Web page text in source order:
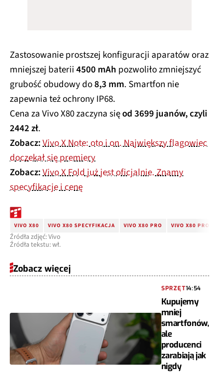
Zastosowanie prostszej konfiguracji aparatów oraz
mniejszej baterii4500 mAh pozwoliło zmniejszyć
grubość obudowy do8,3 mm. Smartfon nie
zapewnia też ochrony IP68.
Cena za Vivo X80 zaczyna sięod 3699 juanów, czyli
2442 zł.
Zobacz:Vivo X Note: oto i on. Największy flagowiec
doczekał się premiery
Zobacz:Vivo X Fold już jest oficjalnie. Znamy
specyfikacje i cenę
VIVO X80 VIVO X80 SPECYFIKACJA VIVO X80 PRO VIVO X80 PRO
Źródła zdjęć: Vivo
Źródła tekstu: wł.
Zobacz więcej
SPRZĘT14:54
Kupujemy
mniej
smartfonów,
ale
producenci
zarabiają jak
nigdy